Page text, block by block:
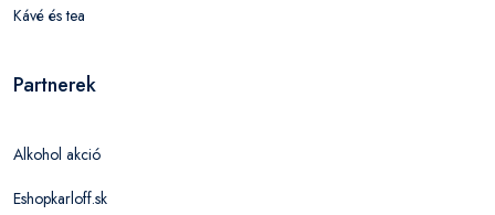
Kávé és tea
Partnerek
Alkohol akció
Eshopkarloff.sk